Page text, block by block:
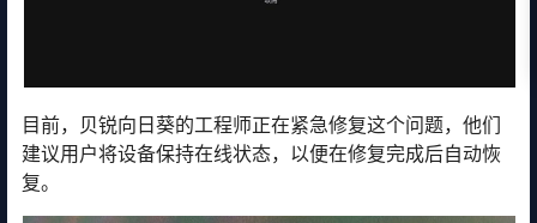
目前，贝锐向日葵的工程师正在紧急修复这个问题，他们
建议用户将设备保持在线状态，以便在修复完成后自动恢
复。